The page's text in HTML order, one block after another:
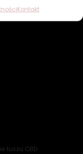
Kontakt
tuszu CBD